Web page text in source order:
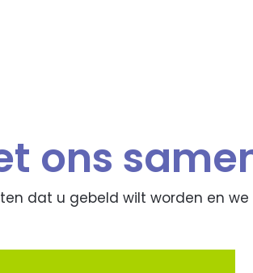
ons
dat u gebeld wilt worden en